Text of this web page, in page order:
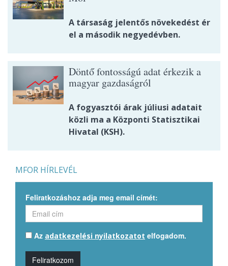
A társaság jelentős növekedést ér
el a második negyedévben.
Döntő fontosságú adat érkezik a
magyar gazdaságról
A fogyasztói árak júliusi adatait
közli ma a Központi Statisztikai
Hivatal (KSH).
MFOR HÍRLEVÉL
Feliratkozáshoz adja meg email címét:
Az adatkezelési nyilatkozatot elfogadom.
Feliratkozom